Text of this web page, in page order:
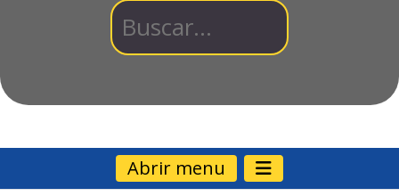
Abrir menu